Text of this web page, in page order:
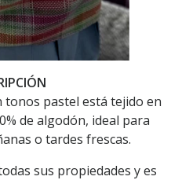
tonos pastel está tejido en
de algodón, ideal para
o tardes frescas.
sus propiedades y es